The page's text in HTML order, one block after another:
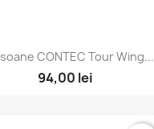
Vizualizare rapida
CONTEC Tour Wing...
94,00 lei